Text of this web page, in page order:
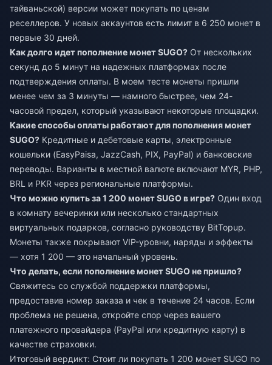
тайваньской) версии может покупать по ценам
реселлеров. У новых аккаунтов есть лимит в 6 250 монет в
первые 30 дней.
Как долго идет пополнение монет SUGO? От нескольких
секунд до 5 минут на надежных платформах после
подтверждения оплаты. В моем тесте монеты пришли
менее чем за 3 минуты — намного быстрее, чем 24-
часовой предел, который указывают некоторые площадки.
Какие способы оплаты работают для пополнения монет
SUGO? Кредитные и дебетовые карты, электронные
кошельки (EasyPaisa, JazzCash, PIX, PayPal) и банковские
переводы. Варианты в местной валюте включают MYR, PHP,
BRL и PKR через региональные платформы.
Что можно купить за 1 200 монет SUGO в игре? Один вход
в комнату вечеринки или несколько стандартных
виртуальных подарков, согласно руководству BitTopup.
Монеты также покрывают VIP-уровни, наряды и эффекты
— хотя 1 200 — это начальный уровень.
Что делать, если пополнение монет SUGO не пришло?
Свяжитесь со службой поддержки платформы,
предоставив номер заказа и чек в течение 24 часов. Если
проблема не решена, откройте спор через вашего
платежного провайдера (PayPal или кредитную карту) в
качестве страховки.
Итоговый вердикт: Стоит ли покупать 1 200 монет SUGO по